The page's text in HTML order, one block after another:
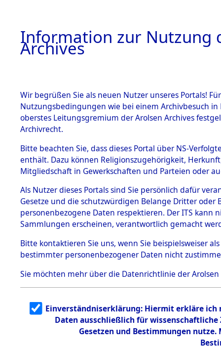
BESTÄNDE
1.
mente
5. Verschiedenes
5.3
Todesmärsche
5.3.1 Alliierte
Erhebungen
zu
Todesmärsch
en
5.3.2
g
5.3.3
Todesmärsch
Information zur Nutzung
Archives
Wir begrüßen Sie als neuen Nutzer unseres Portals!
Nutzungsbedingungen wie bei einem Archivbesuch
oberstes Leitungsgremium der Arolsen Archives
Archivrecht.
Bitte beachten Sie, dass dieses Portal über NS-
enthält. Dazu können Religionszugehörigkeit,
Mitgliedschaft in Gewerkschaften und Parteien oder
Als Nutzer dieses Portals sind Sie persönlich dafür
Gesetze und die schutzwürdigen Belange Dritter
personenbezogene Daten respektieren. Der ITS
Sammlungen erscheinen, verantwortlich gemacht
Bitte kontaktieren Sie uns, wenn Sie beispielsweiser
bestimmter personenbezogener Daten nicht
Sie möchten mehr über die Datenrichtlinie der Arolsen
Einverständniserklärung: Hiermit erkläre ich
Daten ausschließlich für
Gesetzen und Bestimmungen